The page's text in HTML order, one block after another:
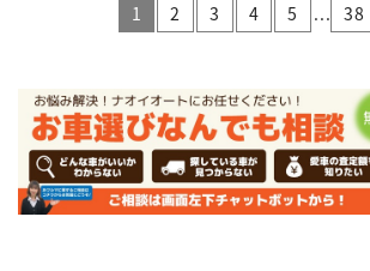
1 2 3 4 5 ... 38